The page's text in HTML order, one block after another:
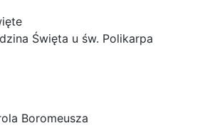
Święta u św. Polikarpa
Boromeusza